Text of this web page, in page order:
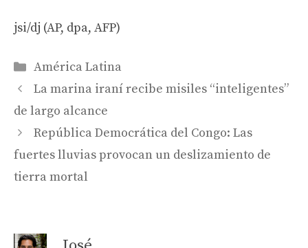
jsi/dj (AP, dpa, AFP)
Categories
América Latina
La marina iraní recibe misiles “inteligentes”
de largo alcance
República Democrática del Congo: Las
fuertes lluvias provocan un deslizamiento de
tierra mortal